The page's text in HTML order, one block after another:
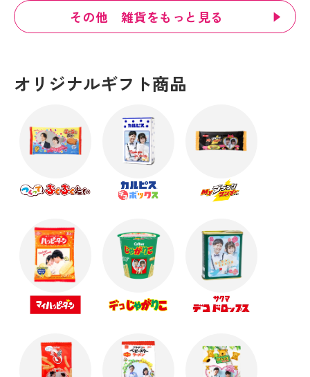
その他 雑貨をもっと見る
オリジナルギフト商品